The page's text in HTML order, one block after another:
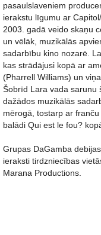
pasaulslaveniem
ierakstu līgumu ar
2003. gadā veido skaņu
un vēlāk, muzikālās
sadarbību kino nozarē.
kas strādājusi kopā ar
(Pharrell Williams) un
Šobrīd Lara vada sarunu
dažādos muzikālās
mērogā, tostarp ar
balādi Qui est le fou?
Grupas DaGamba
ieraksti tirdzniecības
Marana Productions.